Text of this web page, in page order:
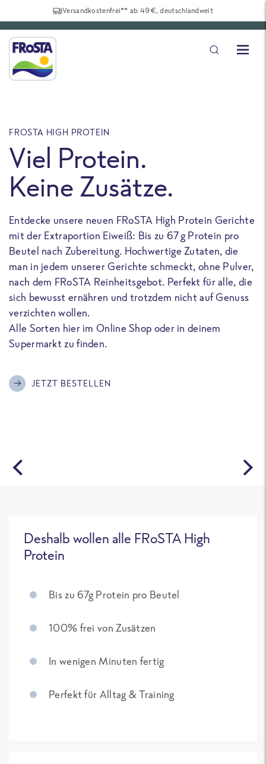
Versandkostenfrei** ab 49€, deutschlandweit
FROSTA HIGH PROTEIN
Viel Protein.
Keine Zusätze.
Entdecke unsere neuen FRoSTA High Protein Gerichte
mit der Extraportion Eiweiß: Bis zu 67 g Protein pro
Beutel nach Zubereitung. Hochwertige Zutaten, die
man in jedem unserer Gerichte schmeckt, ohne Pulver,
nach dem FRoSTA Reinheitsgebot. Perfekt für alle, die
sich bewusst ernähren und trotzdem nicht auf Genuss
verzichten wollen.
Alle Sorten hier im Online Shop oder in deinem
Supermarkt zu finden.
JETZT BESTELLEN
Deshalb wollen alle FRoSTA High
Protein
Bis zu 67g Protein pro Beutel
100% frei von Zusätzen
In wenigen Minuten fertig
Perfekt für Alltag & Training